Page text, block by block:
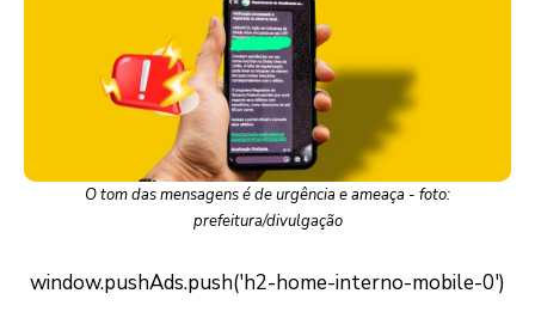
O tom das mensagens é de urgência e ameaça - foto:
prefeitura/divulgação